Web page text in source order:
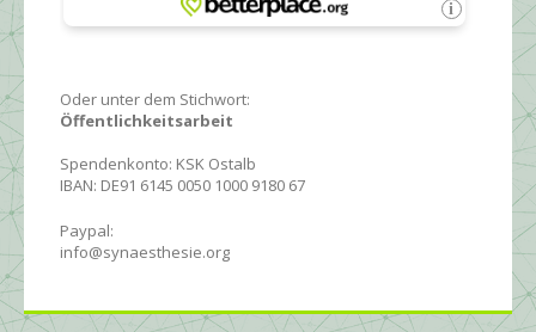
Oder unter dem Stichwort:
Öffentlichkeitsarbeit
Spendenkonto: KSK Ostalb
IBAN: DE91 6145 0050 1000 9180 67
Paypal:
info@synaesthesie.org